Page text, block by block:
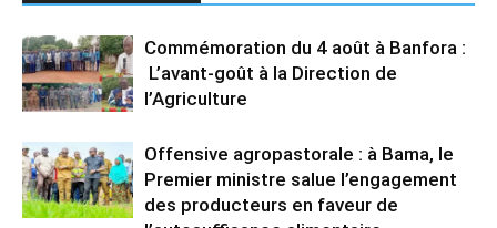
Commémoration du 4 août à Banfora :
L’avant-goût à la Direction de
l’Agriculture
Offensive agropastorale : à Bama, le
Premier ministre salue l’engagement
des producteurs en faveur de